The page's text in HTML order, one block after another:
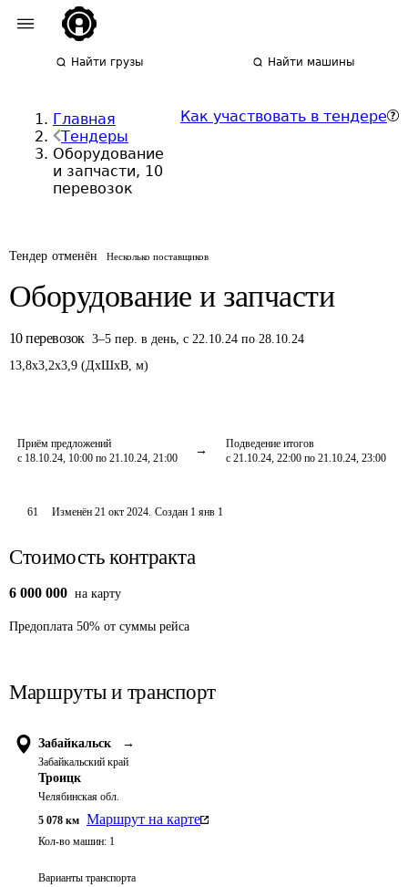
Найти грузы Найти машины
Главная
Тендеры
Оборудование
и запчасти, 10
перевозок
Как участвовать в тендере
Тендер отменён Несколько поставщиков
Оборудование и запчасти
10 перевозок 3–5 пер. в день, с 22.10.24 по 28.10.24
13,8x3,2x3,9 (ДxШxВ, м)
Приём предложений
с 18.10.24, 10:00 по 21.10.24, 21:00
Подведение итогов
с 21.10.24, 22:00 по 21.10.24, 23:00
61 Изменён21 окт 2024. Создан 1 янв 1
Стоимость контракта
6 000 000 на карту
Предоплата 50% от суммы рейса
Маршруты и транспорт
Забайкальск →
Забайкальский край
Троицк
Челябинская обл.
5 078 км Маршрут на карте
Кол-во машин: 1
Варианты транспорта